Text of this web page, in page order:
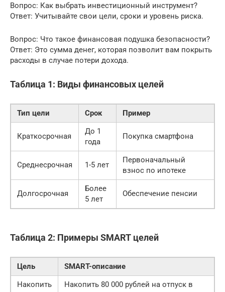
Вопрос: Как выбрать инвестиционный инструмент?
Ответ: Учитывайте свои цели, сроки и уровень риска.
Вопрос: Что такое финансовая подушка безопасности?
Ответ: Это сумма денег, которая позволит вам покрыть
расходы в случае потери дохода.
Таблица 1: Виды финансовых целей
Тип цели Срок Пример
Краткосрочная
До 1
года
Покупка смартфона
Среднесрочная 1-5 лет
Первоначальный
взнос по ипотеке
Долгосрочная
Более
5 лет
Обеспечение пенсии
Таблица 2: Примеры SMART целей
Цель
SMART-описание
Накопить
Накопить 80 000 рублей на отпуск в